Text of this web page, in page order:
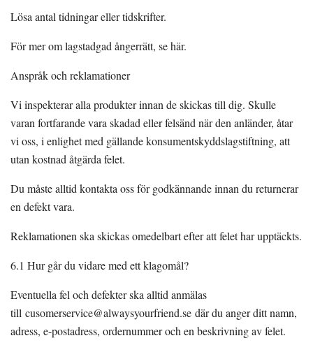
Lösa antal tidningar eller tidskrifter.
För mer om lagstadgad ångerrätt, se här.
Anspråk och reklamationer
Vi inspekterar alla produkter innan de skickas till dig. Skulle
varan fortfarande vara skadad eller felsänd när den anländer, åtar
vi oss, i enlighet med gällande konsumentskyddslagstiftning, att
utan kostnad åtgärda felet.
Du måste alltid kontakta oss för godkännande innan du returnerar
en defekt vara.
Reklamationen ska skickas omedelbart efter att felet har upptäckts.
6.1 Hur går du vidare med ett klagomål?
Eventuella fel och defekter ska alltid anmälas
till cusomerservice@alwaysyourfriend.se där du anger ditt namn,
adress, e-postadress, ordernummer och en beskrivning av felet.